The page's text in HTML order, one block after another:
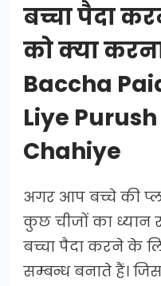
बच्चा पैदा
को क्या
Baccha
Liye
Chahiye
अगर आप बच्चे की
कुछ चीजों का ध्यान
बच्चा पैदा करने के
सम्बन्ध बनाते हैं।